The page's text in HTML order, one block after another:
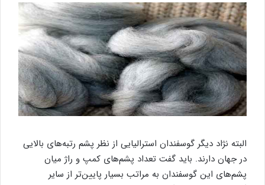
البته نژاد دیگر گوسفندان استرالیایی از نظر پشم رتبه‌های بالایی
در جهان دارند. باید گفت تعداد پشم‌های کمپ و راژ میان
پشم‌های این گوسفندان به مراتب بسیار پایین‌تر از سایر